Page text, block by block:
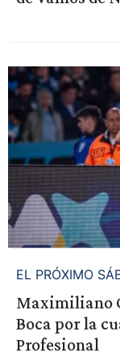
EL PRÓXIMO
Maximiliano
Boca por la
Profesional